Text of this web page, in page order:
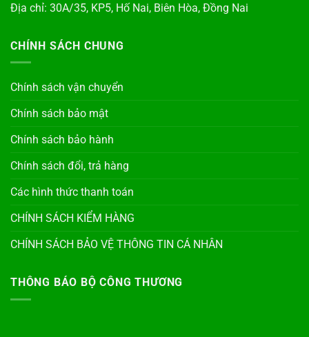
Địa chỉ: 30A/35, KP5, Hố Nai, Biên Hòa, Đồng Nai
CHÍNH SÁCH CHUNG
Chính sách vận chuyển
Chính sách bảo mật
Chính sách bảo hành
Chính sách đổi, trả hàng
Các hình thức thanh toán
CHÍNH SÁCH KIỂM HÀNG
CHÍNH SÁCH BẢO VỆ THÔNG TIN CÁ NHÂN
THÔNG BÁO BỘ CÔNG THƯƠNG